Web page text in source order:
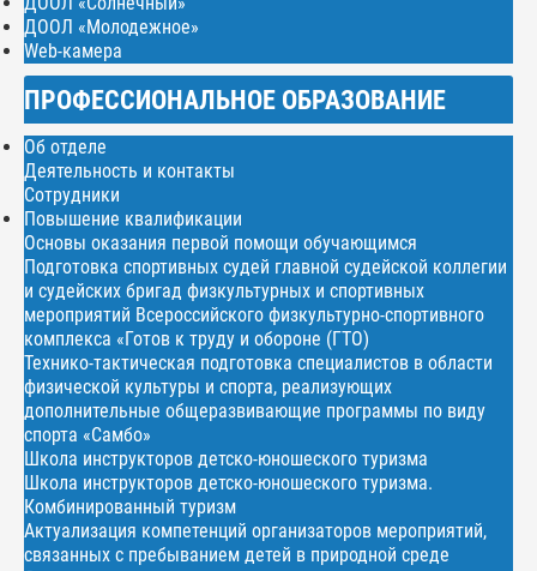
ДООЛ «Молодежное»
Web-камера
ПРОФЕССИОНАЛЬНОЕ ОБРАЗОВАНИЕ
Об отделе
Деятельность и контакты
Сотрудники
Повышение квалификации
Основы оказания первой помощи обучающимся
Подготовка спортивных судей главной судейской коллегии
и судейских бригад физкультурных и спортивных
мероприятий Всероссийского физкультурно-спортивного
комплекса «Готов к труду и обороне (ГТО)
Технико-тактическая подготовка специалистов в области
физической культуры и спорта, реализующих
дополнительные общеразвивающие программы по виду
спорта «Самбо»
Школа инструкторов детско-юношеского туризма
Школа инструкторов детско-юношеского туризма.
Комбинированный туризм
Актуализация компетенций организаторов мероприятий,
связанных с пребыванием детей в природной среде